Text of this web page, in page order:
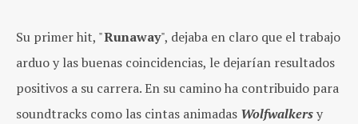
Su primer hit, "Runaway", dejaba en claro que el trabajo
arduo y las buenas coincidencias, le dejarían resultados
positivos a su carrera. En su camino ha contribuido para
soundtracks como las cintas animadas Wolfwalkersy